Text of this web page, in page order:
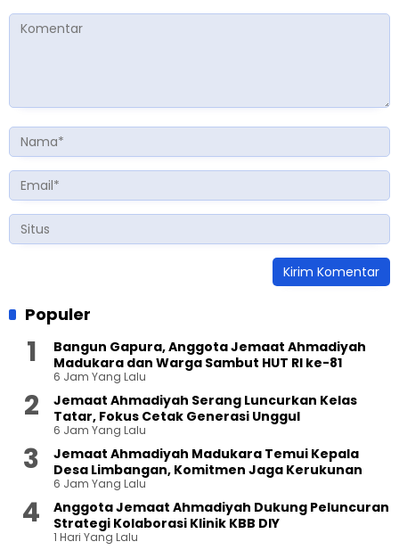
Populer
Bangun Gapura, Anggota Jemaat Ahmadiyah
Madukara dan Warga Sambut HUT RI ke-81
6 Jam Yang Lalu
Jemaat Ahmadiyah Serang Luncurkan Kelas
Tatar, Fokus Cetak Generasi Unggul
6 Jam Yang Lalu
Jemaat Ahmadiyah Madukara Temui Kepala
Desa Limbangan, Komitmen Jaga Kerukunan
6 Jam Yang Lalu
Anggota Jemaat Ahmadiyah Dukung Peluncuran
Strategi Kolaborasi Klinik KBB DIY
1 Hari Yang Lalu